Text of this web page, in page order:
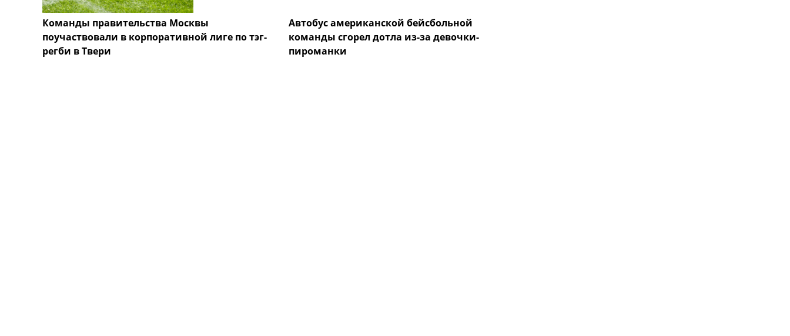
Команды правительства Москвы
поучаствовали в корпоративной лиге по тэг-
регби в Твери
Автобус американской бейсбольной
команды сгорел дотла из-за девочки-
пироманки